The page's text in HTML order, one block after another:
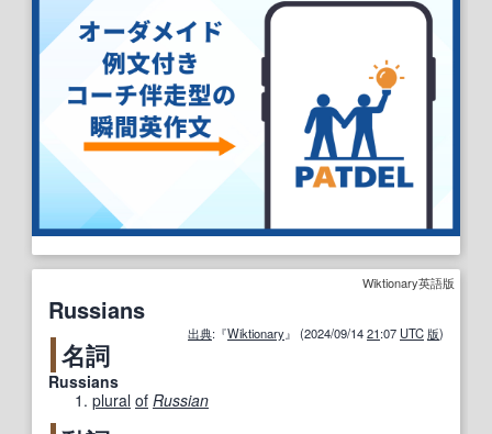
Wiktionary英語版
Russians
出典:『Wiktionary』 (2024/09/1421:07 UTC 版)
名詞
Russians
plural of Russian